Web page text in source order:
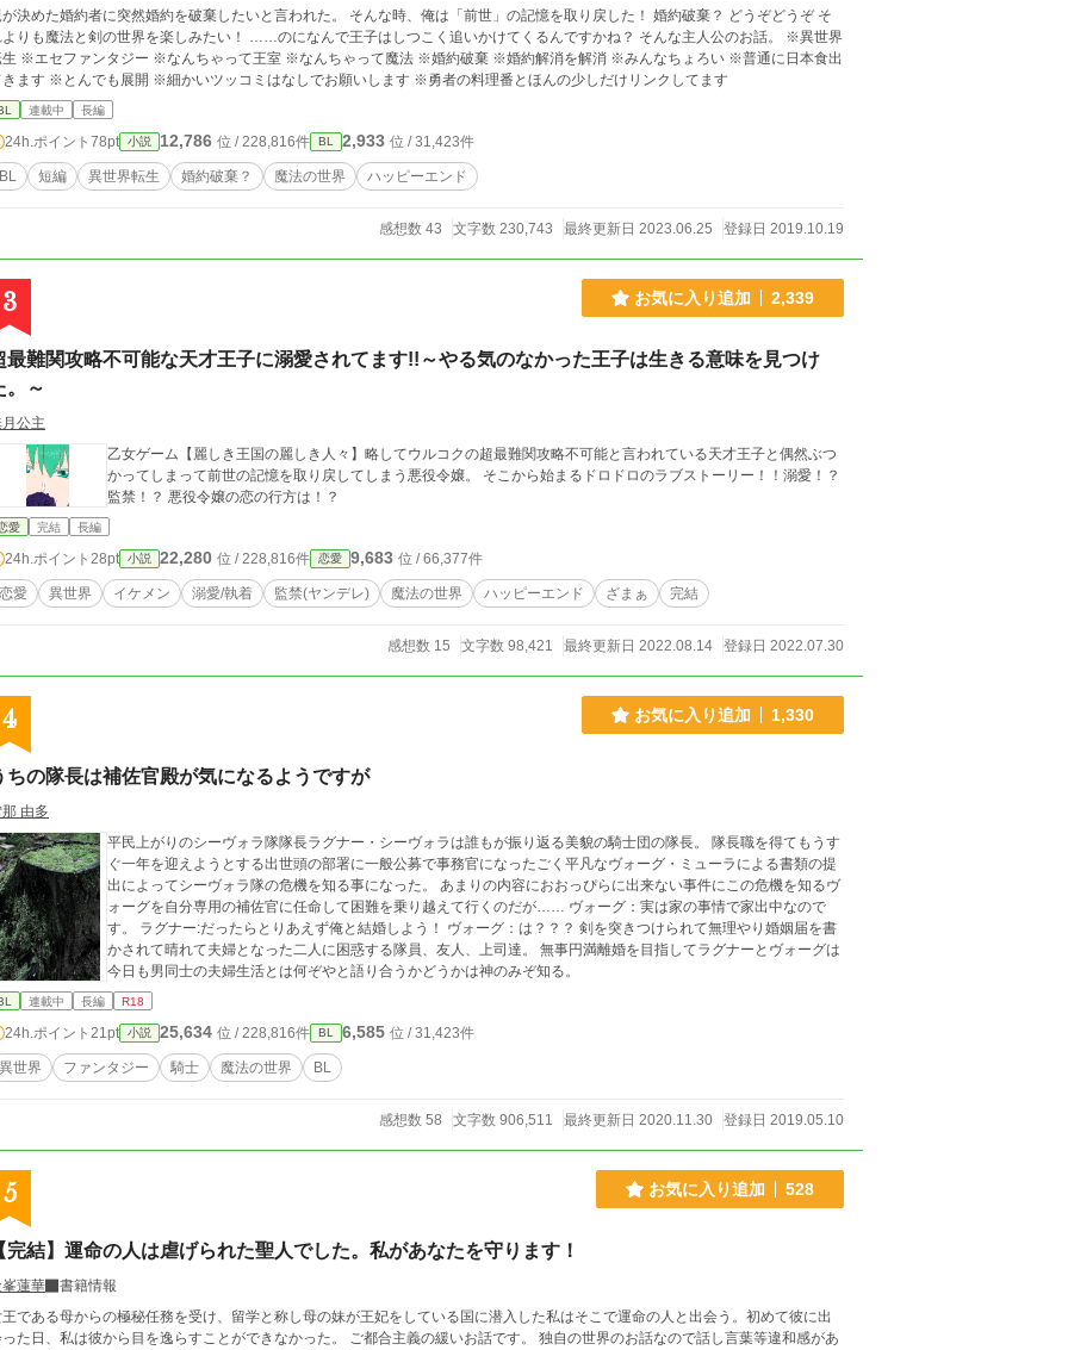
決めた婚約者に突然婚約を破棄したいと言われた。 そんな時、俺は「前世」の記憶を取り戻した！ 婚約破棄？ どうぞどうぞ そ
魔法と剣の世界を楽しみたい！ ……のになんで王子はしつこく追いかけてくるんですかね？ そんな主人公のお話。 ※異世界
生 ※エセファンタジー ※なんちゃって王室 ※なんちゃって魔法 ※婚約破棄 ※婚約解消を解消 ※みんなちょろい ※普通に日本食出
きます ※とんでも展開 ※細かいツッコミはなしでお願いします ※勇者の料理番とほんの少しだけリンクしてます
連載中 長編
24h.ポイント 78pt 小説 12,786 位 / 228,816件 BL 2,933 位 / 31,423件
BL 短編 異世界転生 婚約破棄？ 魔法の世界 ハッピーエンド
感想数 43 文字数 230,743 最終更新日 2023.06.25 登録日 2019.10.19
3 お気に入り追加 2,339
最難関攻略不可能な天才王子に溺愛されてます!!～やる気のなかった王子は生きる意味を見つけ
。～
公主
乙女ゲーム【麗しき王国の麗しき人々】略してウルコクの超最難関攻略不可能と言われている天才王子と偶然ぶつ
かってしまって前世の記憶を取り戻してしまう悪役令嬢。 そこから始まるドロドロのラブストーリー！！溺愛！？
監禁！？ 悪役令嬢の恋の行方は！？
愛 完結 長編
24h.ポイント 28pt 小説 22,280 位 / 228,816件 恋愛 9,683 位 / 66,377件
恋愛 異世界 イケメン 溺愛/執着 監禁(ヤンデレ) 魔法の世界 ハッピーエンド ざまぁ 完結
感想数 15 文字数 98,421 最終更新日 2022.08.14 登録日 2022.07.30
4 お気に入り追加 1,330
ちの隊長は補佐官殿が気になるようですが
由多
平民上がりのシーヴォラ隊隊長ラグナー・シーヴォラは誰もが振り返る美貌の騎士団の隊長。 隊長職を得てもうす
ぐ一年を迎えようとする出世頭の部署に一般公募で事務官になったごく平凡なヴォーグ・ミューラによる書類の提
出によってシーヴォラ隊の危機を知る事になった。 あまりの内容におおっぴらに出来ない事件にこの危機を知るヴ
ォーグを自分専用の補佐官に任命して困難を乗り越えて行くのだが…… ヴォーグ：実は家の事情で家出中なので
す。 ラグナー:だったらとりあえず俺と結婚しよう！ ヴォーグ：は？？？ 剣を突きつけられて無理やり婚姻届を書
かされて晴れて夫婦となった二人に困惑する隊員、友人、上司達。 無事円満離婚を目指してラグナーとヴォーグは
今日も男同士の夫婦生活とは何ぞやと語り合うかどうかは神のみぞ知る。
連載中 長編 R18
24h.ポイント 21pt 小説 25,634 位 / 228,816件 BL 6,585 位 / 31,423件
異世界 ファンタジー 騎士 魔法の世界 BL
感想数 58 文字数 906,511 最終更新日 2020.11.30 登録日 2019.05.10
5 お気に入り追加 528
完結】運命の人は虐げられた聖人でした。私があなたを守ります！
蓮華
書籍情報
である母からの極秘任務を受け、留学と称し母の妹が王妃をしている国に潜入した私はそこで運命の人と出会う。初めて彼に出
日、私は彼から目を逸らすことができなかった。 ご都合主義の緩いお話です。 独自の世界のお話なので話し言葉等違和感があ